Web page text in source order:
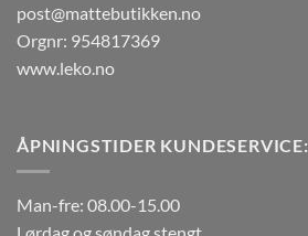
post@mattebutikken.no
Orgnr: 954817369
www.leko.no
ÅPNINGSTIDER KUNDESERVICE:
Man-fre: 08.00-15.00